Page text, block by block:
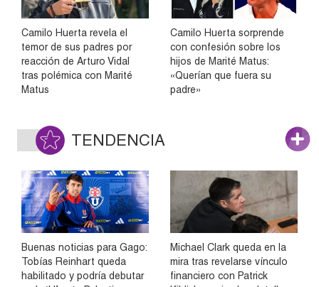
Camilo Huerta revela el
temor de sus padres por
reacción de Arturo Vidal
tras polémica con Marité
Matus
Camilo Huerta sorprende
con confesión sobre los
hijos de Marité Matus:
«Querían que fuera su
padre»
TENDENCIA
Buenas noticias para Gago:
Tobías Reinhart queda
habilitado y podría debutar
Michael Clark queda en la
mira tras revelarse vínculo
financiero con Patrick